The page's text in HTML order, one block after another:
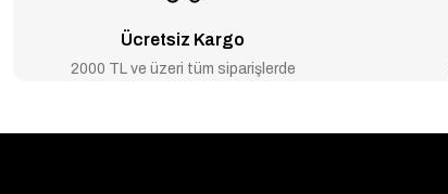
Ücretsiz Kargo
2000 TL ve üzeri tüm siparişlerde